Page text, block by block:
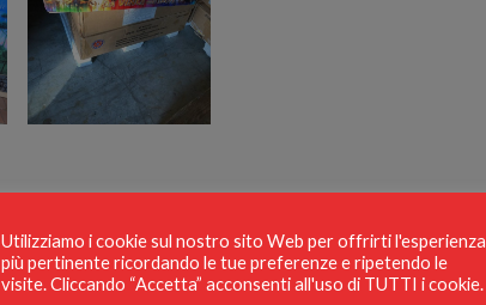
Utilizziamo i cookie sul nostro sito Web per offrirti l'esperienza
più pertinente ricordando le tue preferenze e ripetendo le
visite. Cliccando “Accetta” acconsenti all'uso di TUTTI i cookie.